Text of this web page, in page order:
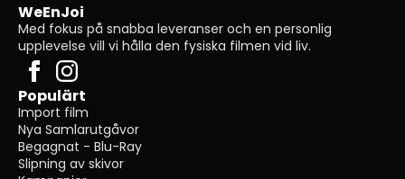
WeEnJoi
Med fokus på snabba leveranser och en personlig
upplevelse vill vi hålla den fysiska filmen vid liv.
Populärt
Import film
Nya Samlarutgåvor
Begagnat - Blu-Ray
Slipning av skivor